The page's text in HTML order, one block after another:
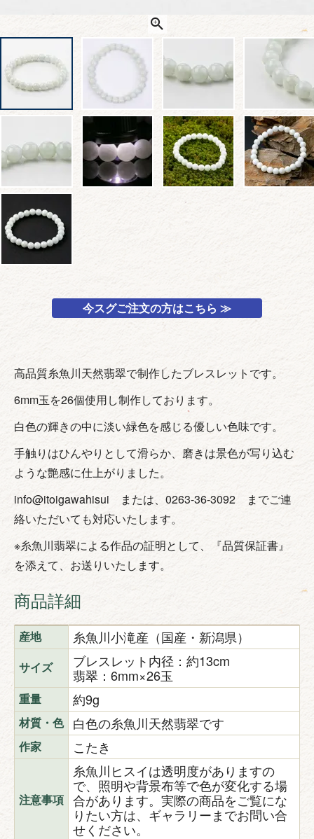
今スグご注文の方はこちら ≫
高品質糸魚川天然翡翠で制作したブレスレットです。
6mm玉を26個使用し制作しております。
白色の輝きの中に淡い緑色を感じる優しい色味です。
手触りはひんやりとして滑らか、磨きは景色が写り込む
ような艶感に仕上がりました。
info@itoigawahisui または、0263-36-3092 までご連
絡いただいても対応いたします。
※糸魚川翡翠による作品の証明として、『品質保証書』
を添えて、お送りいたします。
商品詳細
産地 糸魚川小滝産（国産・新潟県）
サイズ
ブレスレット内径：約13cm
翡翠：6mm×26玉
重量 約9g
材質・色 白色の糸魚川天然翡翠です
作家 こたき
注意事項
糸魚川ヒスイは透明度がありますの
で、照明や背景布等で色が変化する場
合があります。実際の商品をご覧にな
りたい方は、ギャラリーまでお問い合
せください。